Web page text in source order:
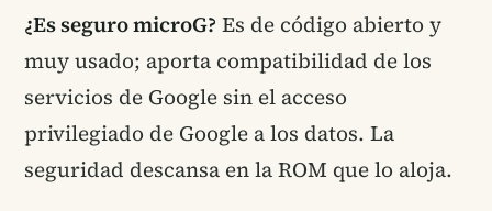
¿Es seguro microG? Es de código abierto y
muy usado; aporta compatibilidad de los
servicios de Google sin el acceso
privilegiado de Google a los datos. La
seguridad descansa en la ROM que lo aloja.